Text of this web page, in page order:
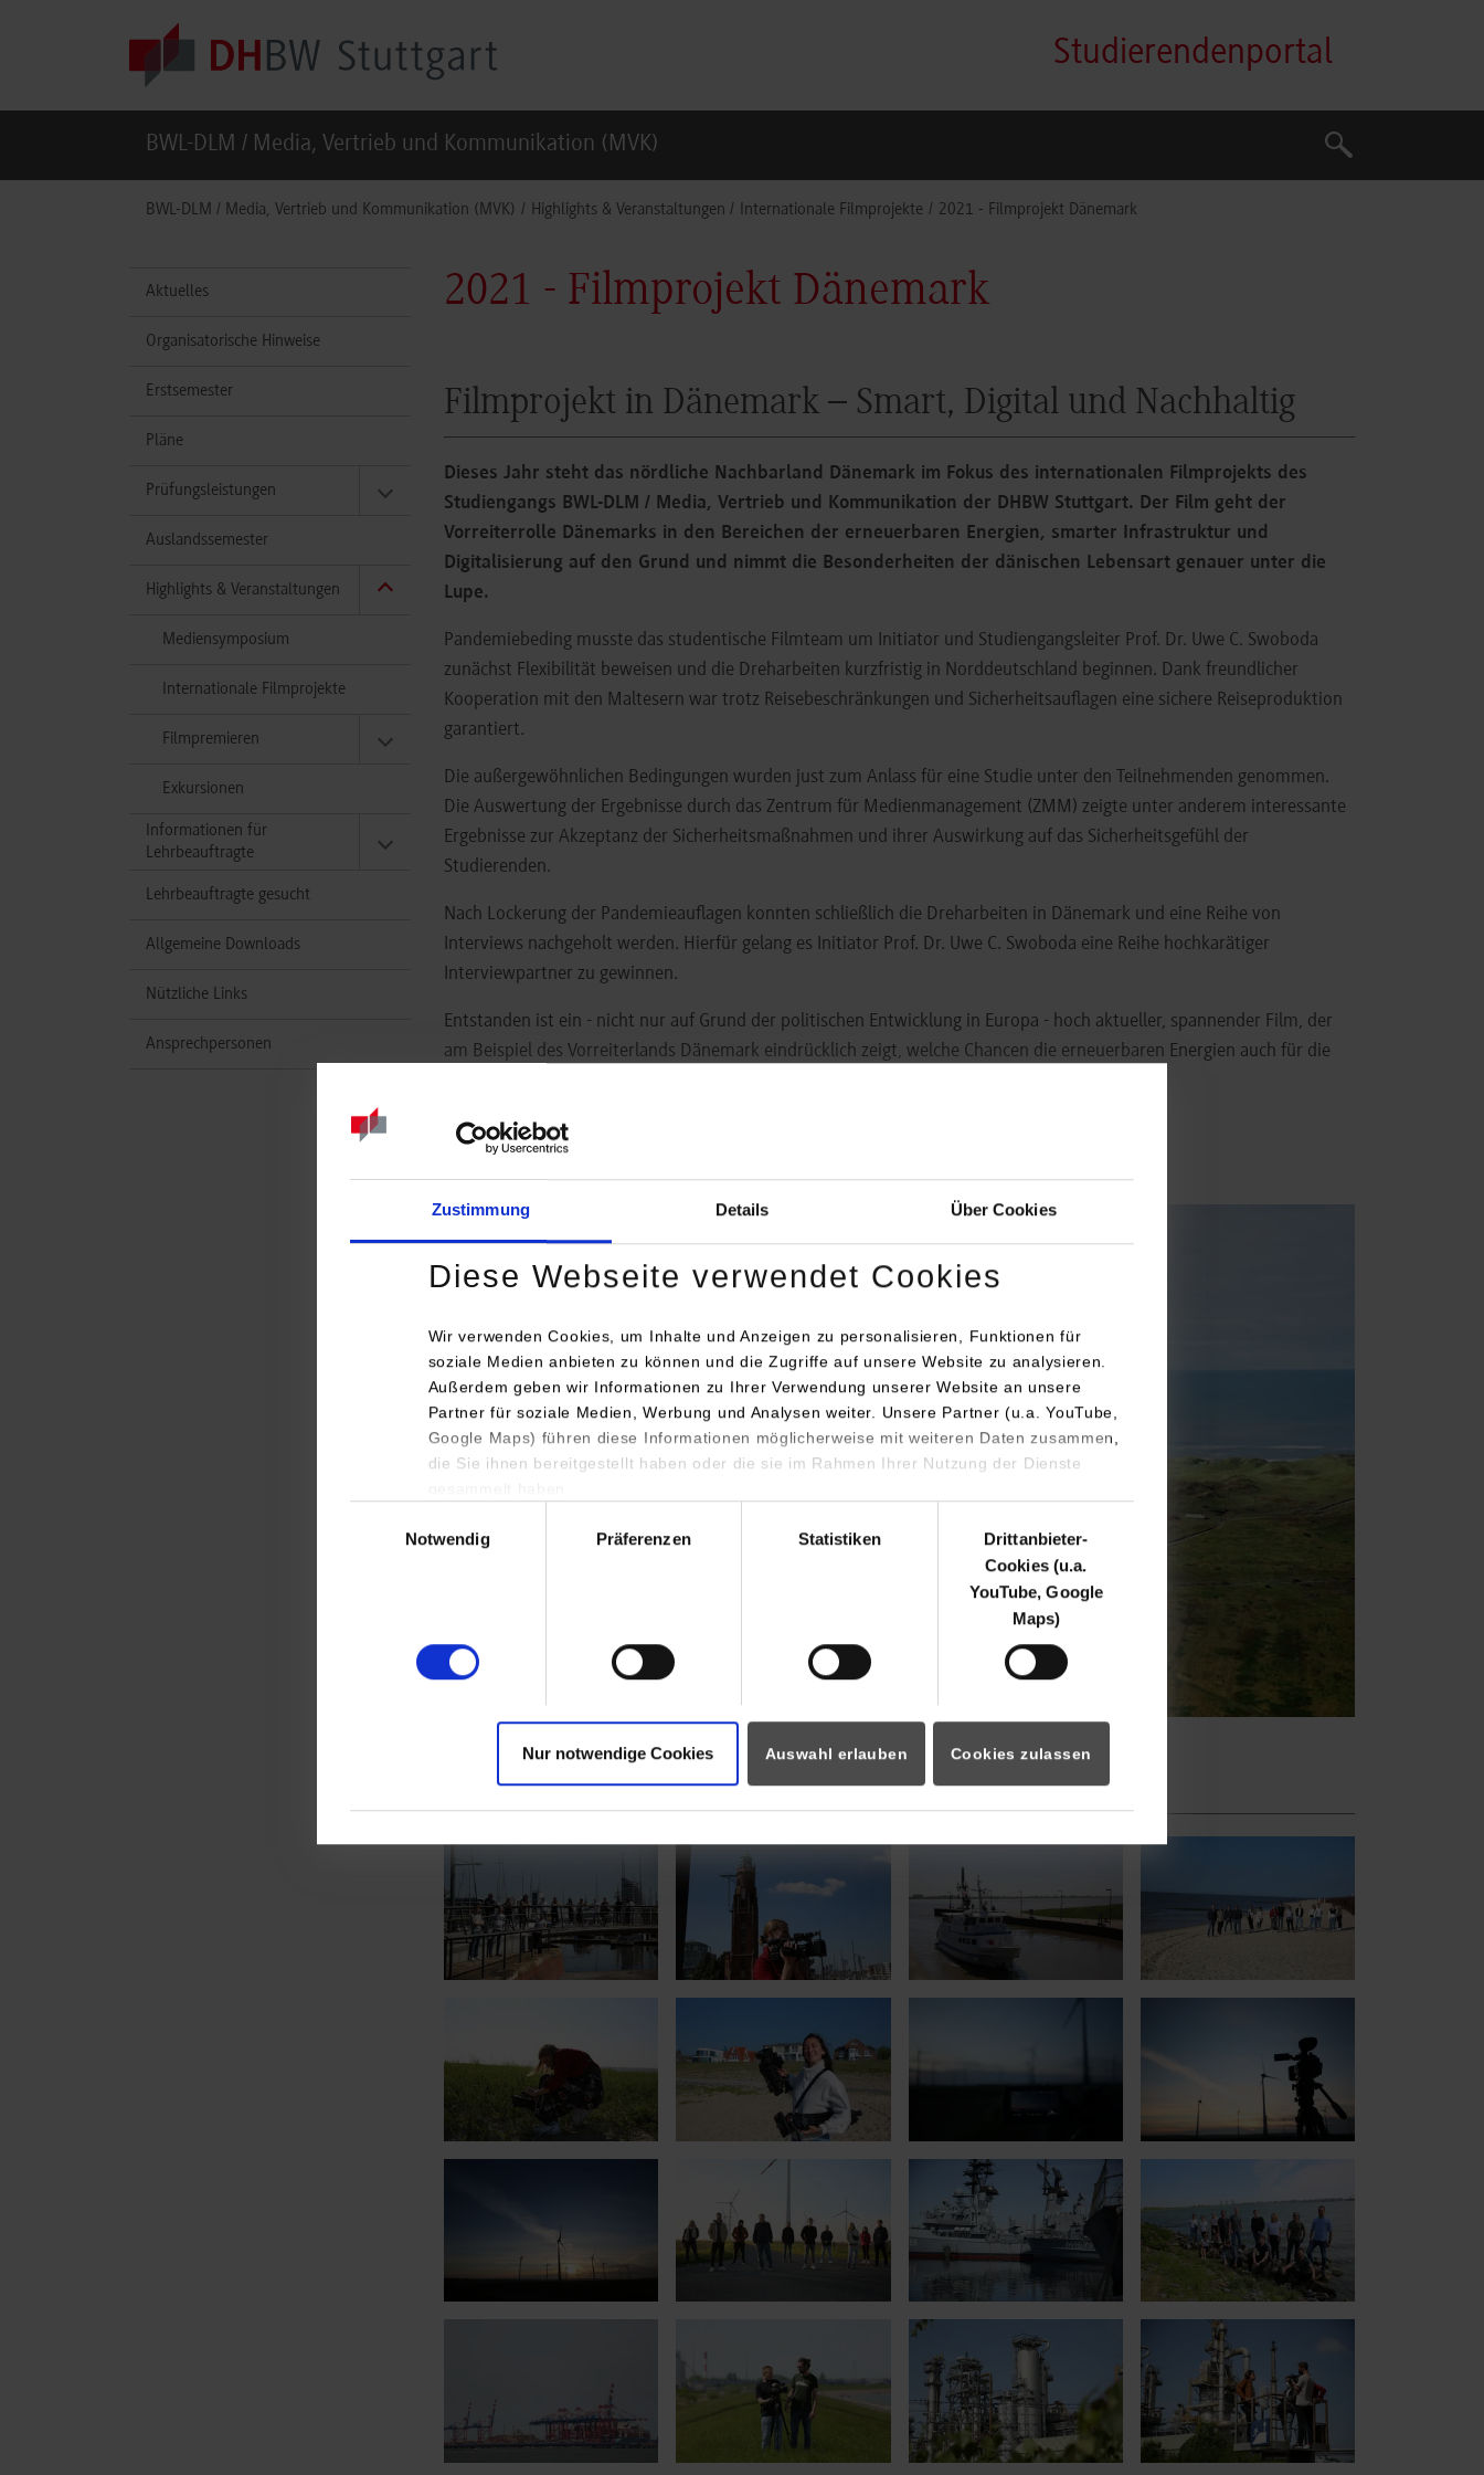
Zustimmung Details Über Cookies
Diese Webseite verwendet Cookies
Wir verwenden Cookies, um Inhalte und Anzeigen zu personalisieren, Funktionen für
soziale Medien anbieten zu können und die Zugriffe auf unsere Website zu analysieren.
Außerdem geben wir Informationen zu Ihrer Verwendung unserer Website an unsere
Partner für soziale Medien, Werbung und Analysen weiter. Unsere Partner (u.a. YouTube,
Google Maps) führen diese Informationen möglicherweise mit weiteren Daten zusammen,
die Sie ihnen bereitgestellt haben oder die sie im Rahmen Ihrer Nutzung der Dienste
Notwendig
Präferenzen Statistiken
Drittanbieter-
Cookies (u.a.
YouTube, Google
Maps)
Nur notwendige Cookies Auswahl erlauben Cookies zulassen
Studierendenportal
BWL-DLM / Media, Vertrieb und Kommunikation (MVK)
Suche
Suche
BWL-DLM / Media, Vertrieb und Kommunikation (MVK) Highlights & Veranstaltungen Internationale Filmprojekte 2021 - Filmprojekt Dänemark
Aktuelles
Organisatorische Hinweise
Erstsemester
Pläne
Prüfungsleistungen
Auslandssemester
Highlights & Veranstaltungen
Mediensymposium
Internationale Filmprojekte
Filmpremieren
Exkursionen
Informationen für
Lehrbeauftragte
Lehrbeauftragte gesucht
Allgemeine Downloads
Nützliche Links
Ansprechpersonen
2021 - Filmprojekt Dänemark
Filmprojekt in Dänemark – Smart, Digital und Nachhaltig
Dieses Jahr steht das nördliche Nachbarland Dänemark im Fokus des internationalen Filmprojekts des
Studiengangs BWL-DLM / Media, Vertrieb und Kommunikation der DHBW Stuttgart. Der Film geht der
Vorreiterrolle Dänemarks in den Bereichen der erneuerbaren Energien, smarter Infrastruktur und
Digitalisierung auf den Grund und nimmt die Besonderheiten der dänischen Lebensart genauer unter die
Lupe.
Pandemiebeding musste das studentische Filmteam um Initiator und Studiengangsleiter Prof. Dr. Uwe C. Swoboda
zunächst Flexibilität beweisen und die Dreharbeiten kurzfristig in Norddeutschland beginnen. Dank freundlicher
Kooperation mit den Maltesern war trotz Reisebeschränkungen und Sicherheitsauflagen eine sichere Reiseproduktion
garantiert.
Die außergewöhnlichen Bedingungen wurden just zum Anlass für eine Studie unter den Teilnehmenden genommen.
Die Auswertung der Ergebnisse durch das Zentrum für Medienmanagement (ZMM) zeigte unter anderem interessante
Ergebnisse zur Akzeptanz der Sicherheitsmaßnahmen und ihrer Auswirkung auf das Sicherheitsgefühl der
Studierenden.
Nach Lockerung der Pandemieauflagen konnten schließlich die Dreharbeiten in Dänemark und eine Reihe von
Interviews nachgeholt werden. Hierfür gelang es Initiator Prof. Dr. Uwe C. Swoboda eine Reihe hochkarätiger
Interviewpartner zu gewinnen.
Entstanden ist ein - nicht nur auf Grund der politischen Entwicklung in Europa - hoch aktueller, spannender Film, der
am Beispiel des Vorreiterlands Dänemark eindrücklich zeigt, welche Chancen die erneuerbaren Energien auch für die
Trailer
Eindrücke und Making-Of Dänemark 2021
Show larger version for: Show larger version for: Show larger version for: Show larger version for:
Show larger version for: Show larger version for:
Show larger version for: Show larger version for: